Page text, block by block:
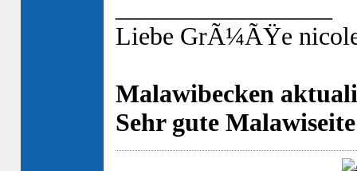
Liebe GrÃ¼ÃŸe
Malawibecken
Sehr gute